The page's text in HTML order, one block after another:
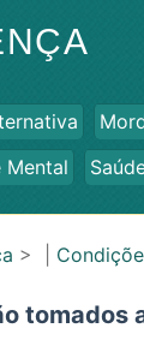
Mental
> |
tomados